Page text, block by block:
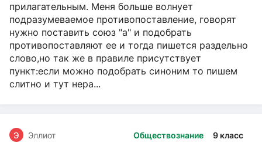
прилагательным. Меня больше волнует
подразумеваемое противопоставление, говорят
нужно поставить союз "а" и подобрать
противопоставляют ее и тогда пишется раздельно
слово,но так же в правиле присутствует
пункт:если можно подобрать синоним то пишем
слитно и тут нера...
Обществознание 9 класс
Э Эллиот